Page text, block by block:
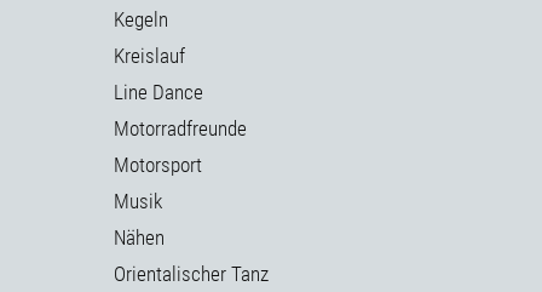
Kegeln
Kreislauf
Line Dance
Motorradfreunde
Motorsport
Musik
Nähen
Orientalischer Tanz